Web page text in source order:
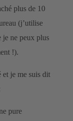
plus de 10
(j’utilise
je ne peux plus
!).
et je me suis dit
pure